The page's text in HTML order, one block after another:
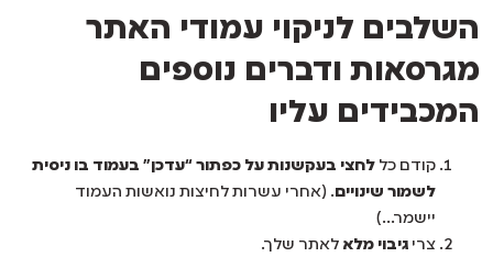
השלבים לניקוי עמודי האתר
מגרסאות ודברים נוספים
המכבידים עליו
קודם כל לחצי בעקשנות על כפתור “עדכן” בעמוד בו ניסית
לשמור שינויים. (אחרי עשרות לחיצות נואשות העמוד
יישמר…)
צרי גיבוי מלא לאתר שלך.